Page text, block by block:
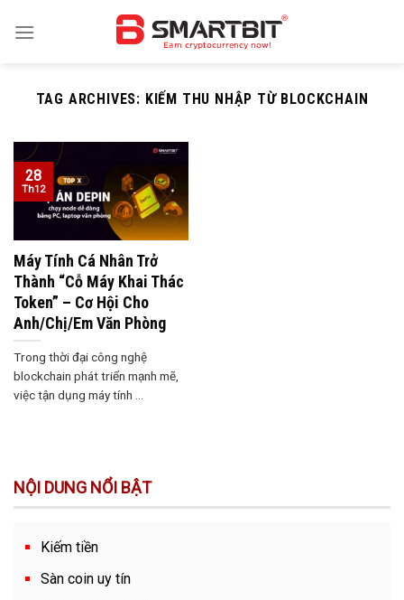
TAG ARCHIVES: KIẾM THU NHẬP TỪ BLOCKCHAIN
Máy Tính Cá Nhân Trở
Thành “Cỗ Máy Khai Thác
Token” – Cơ Hội Cho
Anh/Chị/Em Văn Phòng
Trong thời đại công nghệ
blockchain phát triển mạnh mẽ,
việc tận dụng máy tính ...
28
Th12
NỘI DUNG NỔI BẬT
Kiếm tiền
Sàn coin uy tín